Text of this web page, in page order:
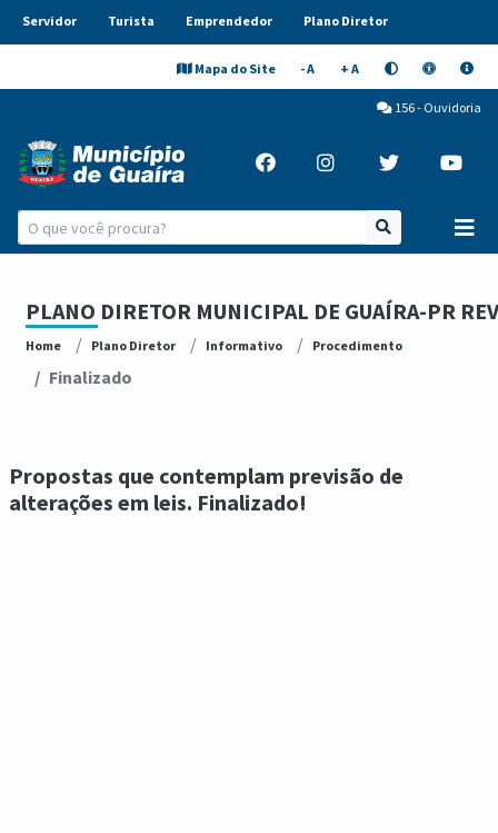
Servidor Turista Emprendedor Plano Diretor
Mapa do Site - A + A
156 - Ouvidoria
PLANO DIRETOR MUNICIPAL DE GUAÍRA-PR
Home Plano Diretor Informativo Procedimento
Finalizado
Propostas que contemplam previsão de
alterações em leis. Finalizado!